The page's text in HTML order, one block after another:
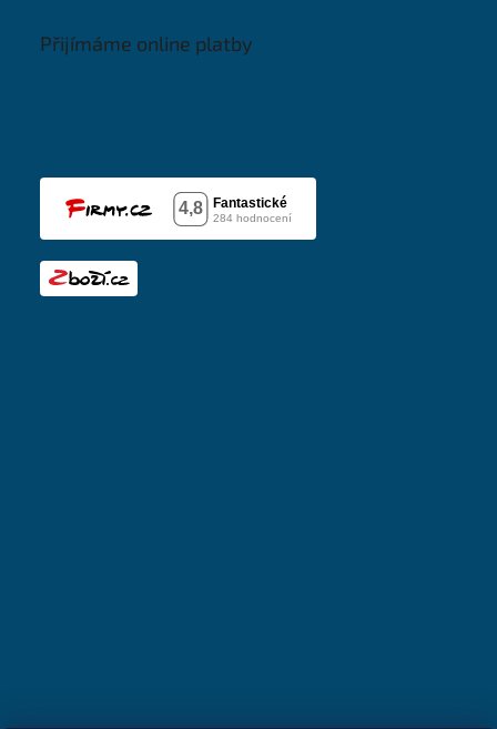
Přijímáme online platby